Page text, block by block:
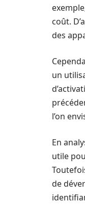
coût.
des
un
l’on
En
utile
de